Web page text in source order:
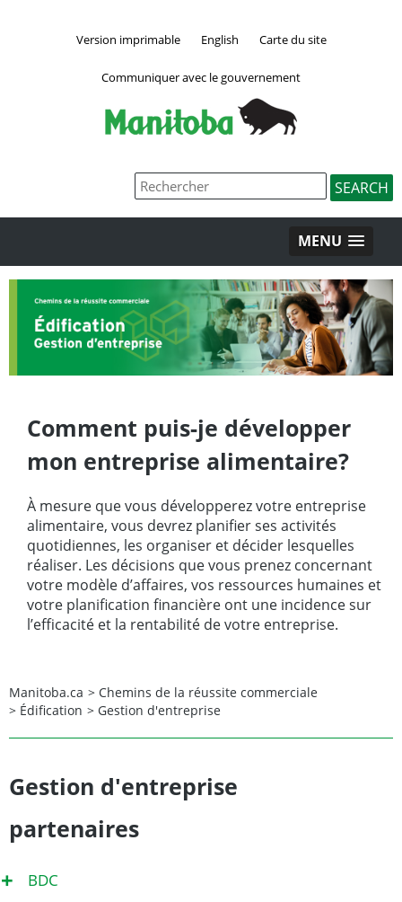
Version imprimable English Carte du site
Communiquer avec le gouvernement
MENU
Comment puis-je développer
mon entreprise alimentaire?
À mesure que vous développerez votre entreprise
alimentaire, vous devrez planifier ses activités
quotidiennes, les organiser et décider lesquelles
réaliser. Les décisions que vous prenez concernant
votre modèle d’affaires, vos ressources humaines et
votre planification financière ont une incidence sur
l’efficacité et la rentabilité de votre entreprise.
Manitoba.ca > Chemins de la réussite commerciale
> Édification > Gestion d'entreprise
Gestion d'entreprise
partenaires
+ BDC